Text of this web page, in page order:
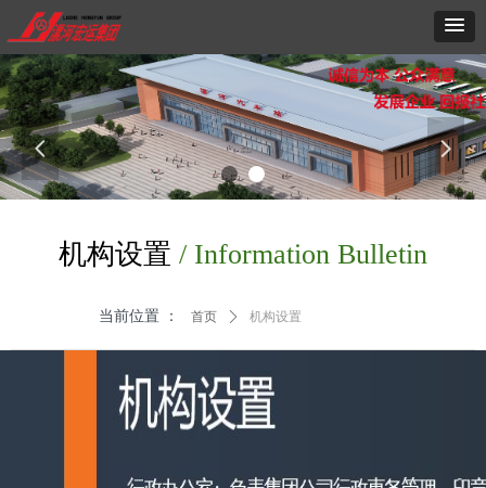
넳 넲
机构设置 / Information Bulletin
当前位置 ： 首页 ꄲ 机构设置